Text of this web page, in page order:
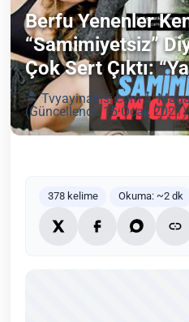
Berfu Yenenler
“Samimiyetsiz”
Çok Sert Çıktı:
Tvyayinakisi.com
(Güncellendi: 15 Ocak 2021)
378 kelime Okuma: ~2 dk